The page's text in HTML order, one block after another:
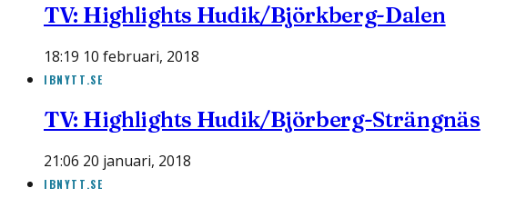
TV: Highlights Hudik/Björkberg-Dalen
18:19 10 februari, 2018
IBNYTT.SE
TV: Highlights Hudik/Björberg-Strängnäs
21:06 20 januari, 2018
IBNYTT.SE